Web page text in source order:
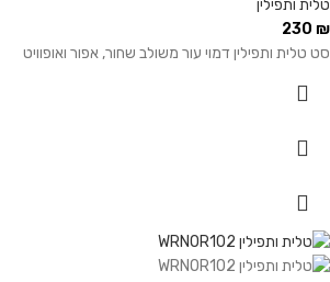
טלית ותפילין
230 ₪
סט טלית ותפילין דמוי עור משולב שחור, אפור ואופוויט